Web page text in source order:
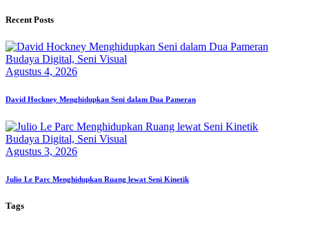
Recent Posts
Budaya Digital, Seni Visual
Agustus 4, 2026
David Hockney Menghidupkan Seni dalam Dua Pameran
Budaya Digital, Seni Visual
Agustus 3, 2026
Julio Le Parc Menghidupkan Ruang lewat Seni Kinetik
Tags